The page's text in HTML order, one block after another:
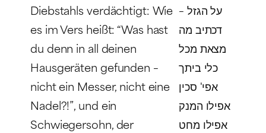
Diebstahls verdächtigt: Wie
es im Vers heißt: “Was hast
du denn in all deinen
Hausgeräten gefunden –
nicht ein Messer, nicht eine
Nadel?!”, und ein
Schwiegersohn, der
על הגזל –
דכתיב מה
מצאת מכל
כלי ביתך
אפי' סכין
אפילו המנק
אפילו מחט